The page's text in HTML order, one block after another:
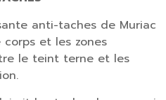
anti-taches de Muriac
et les zones
le teint terne et les